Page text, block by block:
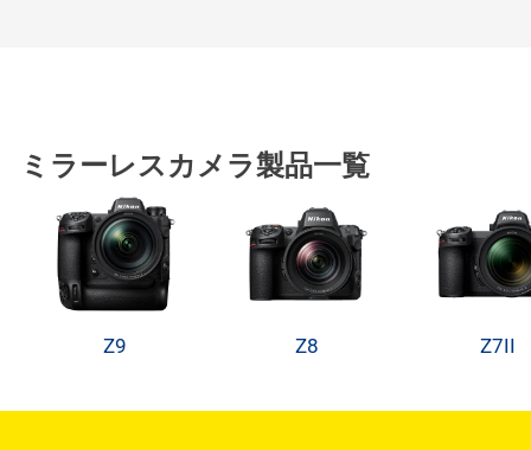
ミラーレスカメラ製品一覧
Z9 Z8 Z7II